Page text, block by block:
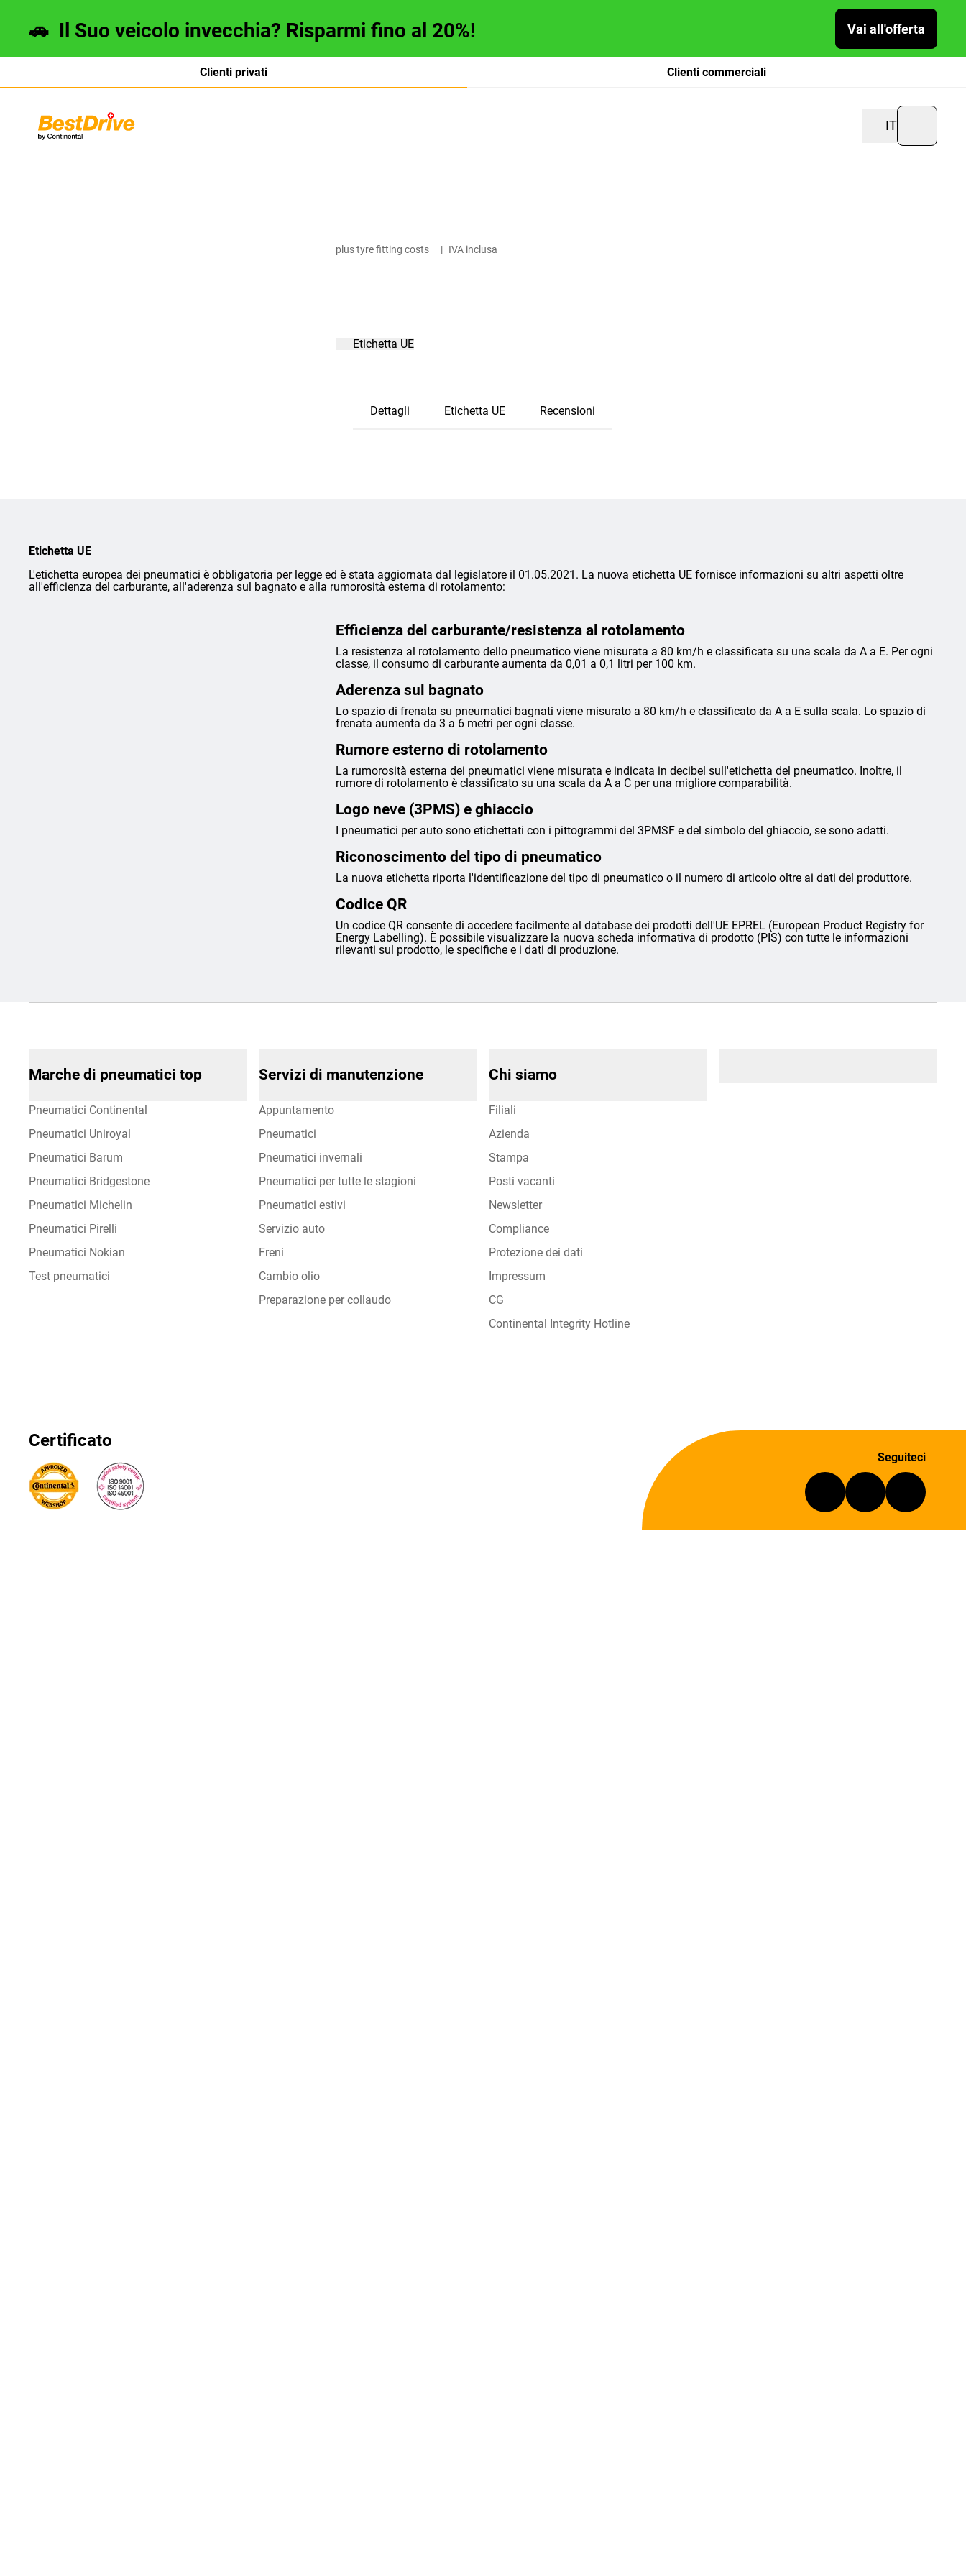
🚗 Il Suo veicolo invecchia? Risparmi fino al 20%! Vai all'offerta
Clienti privati Clienti commerciali
IT
Deutsch
plus tyre fitting costs | IVA inclusa
Etichetta UE
Dettagli Etichetta UE Recensioni
Etichetta UE
L'etichetta europea dei pneumatici è obbligatoria per legge ed è stata aggiornata dal legislatore il 01.05.2021. La nuova etichetta UE fornisce informazioni su altri aspetti oltre
all'efficienza del carburante, all'aderenza sul bagnato e alla rumorosità esterna di rotolamento:
Efficienza del carburante/resistenza al rotolamento
La resistenza al rotolamento dello pneumatico viene misurata a 80 km/h e classificata su una scala da A a E. Per ogni
classe, il consumo di carburante aumenta da 0,01 a 0,1 litri per 100 km.
Aderenza sul bagnato
Lo spazio di frenata su pneumatici bagnati viene misurato a 80 km/h e classificato da A a E sulla scala. Lo spazio di
frenata aumenta da 3 a 6 metri per ogni classe.
Rumore esterno di rotolamento
La rumorosità esterna dei pneumatici viene misurata e indicata in decibel sull'etichetta del pneumatico. Inoltre, il
rumore di rotolamento è classificato su una scala da A a C per una migliore comparabilità.
Logo neve (3PMS) e ghiaccio
I pneumatici per auto sono etichettati con i pittogrammi del 3PMSF e del simbolo del ghiaccio, se sono adatti.
Riconoscimento del tipo di pneumatico
La nuova etichetta riporta l'identificazione del tipo di pneumatico o il numero di articolo oltre ai dati del produttore.
Codice QR
Un codice QR consente di accedere facilmente al database dei prodotti dell'UE EPREL (European Product Registry for
Energy Labelling). È possibile visualizzare la nuova scheda informativa di prodotto (PIS) con tutte le informazioni
rilevanti sul prodotto, le specifiche e i dati di produzione.
Marche di pneumatici top
Pneumatici Continental
Pneumatici Uniroyal
Pneumatici Barum
Pneumatici Bridgestone
Pneumatici Michelin
Pneumatici Pirelli
Pneumatici Nokian
Test pneumatici
Servizi di manutenzione
Appuntamento
Pneumatici
Pneumatici invernali
Pneumatici per tutte le stagioni
Pneumatici estivi
Servizio auto
Freni
Cambio olio
Preparazione per collaudo
Chi siamo
Filiali
Azienda
Stampa
Posti vacanti
Newsletter
Compliance
Protezione dei dati
Impressum
CG
Continental Integrity Hotline
Certificato
Seguiteci